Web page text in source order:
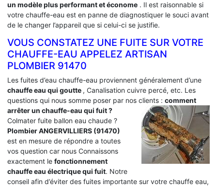
un modèle plus performant et économe . Il est raisonnable si
votre chauffe-eau est en panne de diagnostiquer le souci avant
de le changer l’appareil que si celui-ci se justifie.
VOUS CONSTATEZ UNE FUITE SUR VOTRE
CHAUFFE-EAU APPELEZ ARTISAN
PLOMBIER 91470
Les fuites d’eau chauffe-eau proviennent généralement d’une
chauffe eau qui goutte , Canalisation cuivre percé, etc. Les
questions qui nous somme poser par nos clients : comment
arrêter un chauffe-eau qui fuit ?
Colmater fuite ballon eau chaude ?
Plombier ANGERVILLIERS (91470)
est en mesure de répondre a toutes
vos question car nous Connaissons
exactement le fonctionnement
chauffe eau électrique qui fuit. Notre
conseil afin d’éviter des fuites importante sur votre chauffe eau,